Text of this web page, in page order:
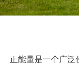
正能量是一个广